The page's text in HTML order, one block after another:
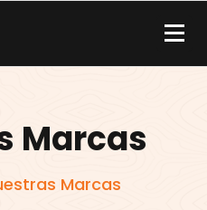
Marcas
Marcas